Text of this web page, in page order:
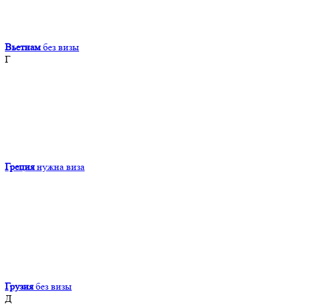
Вьетнам без визы
Г
Греция нужна виза
Грузия без визы
Д